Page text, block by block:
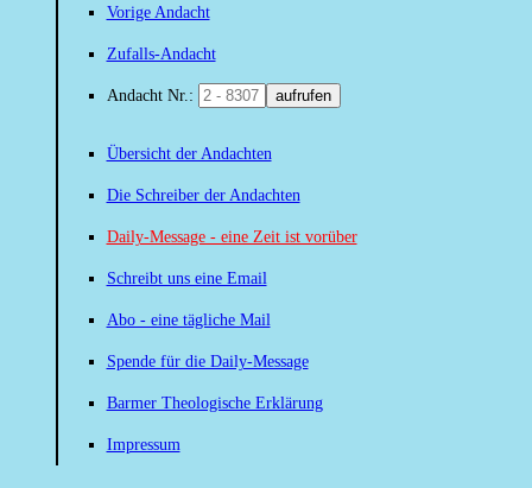
Vorige Andacht
Zufalls-Andacht
Andacht Nr.: aufrufen
Übersicht der Andachten
Die Schreiber der Andachten
Daily-Message - eine Zeit ist vorüber
Schreibt uns eine Email
Abo - eine tägliche Mail
Spende für die Daily-Message
Barmer Theologische Erklärung
Impressum